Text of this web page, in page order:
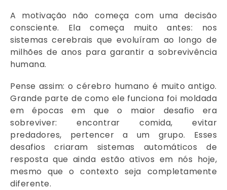
A motivação não começa com uma decisão
consciente. Ela começa muito antes: nos
sistemas cerebrais que evoluíram ao longo de
milhões de anos para garantir a sobrevivência
humana.
Pense assim: o cérebro humano é muito antigo.
Grande parte de como ele funciona foi moldada
em épocas em que o maior desafio era
sobreviver: encontrar comida, evitar
predadores, pertencer a um grupo. Esses
desafios criaram sistemas automáticos de
resposta que ainda estão ativos em nós hoje,
mesmo que o contexto seja completamente
diferente.